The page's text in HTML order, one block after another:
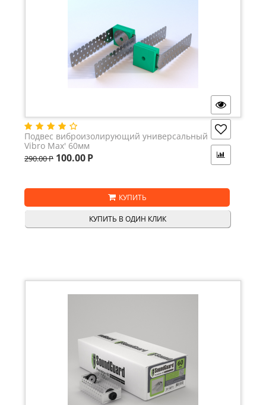
Подвес виброизолирующий универсальный 'ZES
Vibro Max' 60мм
290.00Р 100.00Р
КУПИТЬ
КУПИТЬ В ОДИН КЛИК